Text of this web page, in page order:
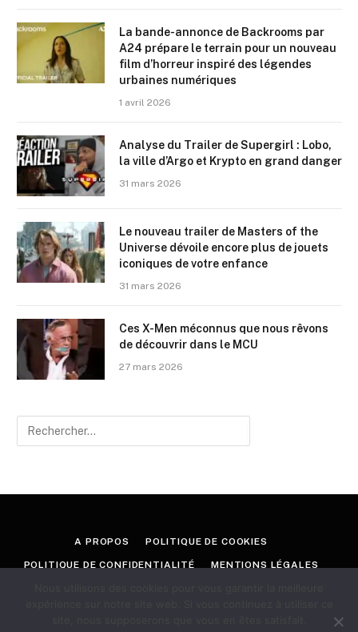
La bande-annonce de Backrooms par
A24 prépare le terrain pour un nouveau
film d’horreur inspiré des légendes
urbaines numériques
1 avril 2026
Analyse du Trailer de Supergirl : Lobo,
la ville d’Argo et Krypto en grand danger
31 mars 2026
Le nouveau trailer de Masters of the
Universe dévoile encore plus de jouets
iconiques de votre enfance
31 mars 2026
Ces X-Men méconnus que nous rêvons
de découvrir dans le MCU
27 mars 2026
A PROPOS POLITIQUE DE COOKIES
POLITIQUE DE CONFIDENTIALITÉ MENTIONS LÉGALES